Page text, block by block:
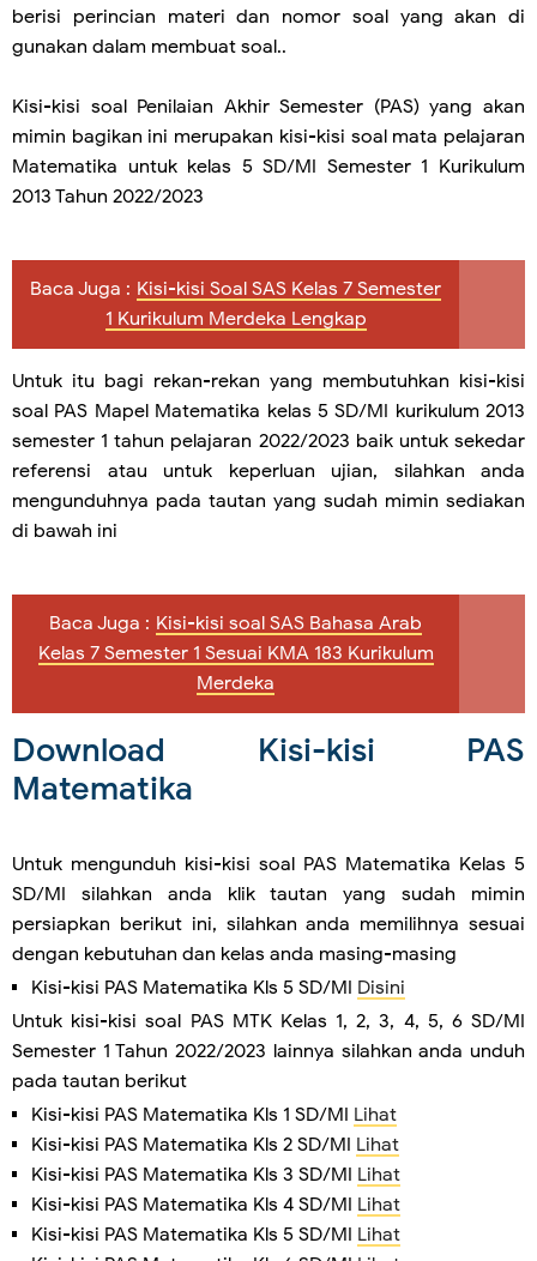
berisi perincian materi dan nomor soal yang akan di
gunakan dalam membuat soal..
Kisi-kisi soal Penilaian Akhir Semester (PAS) yang akan
mimin bagikan ini merupakan kisi-kisi soal mata pelajaran
Matematika untuk kelas 5 SD/MI Semester 1 Kurikulum
2013 Tahun 2022/2023
Baca Juga : Kisi-kisi Soal SAS Kelas 7 Semester
1 Kurikulum Merdeka Lengkap
Untuk itu bagi rekan-rekan yang membutuhkan kisi-kisi
soal PAS Mapel Matematika kelas 5 SD/MI kurikulum 2013
semester 1 tahun pelajaran 2022/2023 baik untuk sekedar
referensi atau untuk keperluan ujian, silahkan anda
mengunduhnya pada tautan yang sudah mimin sediakan
di bawah ini
Baca Juga : Kisi-kisi soal SAS Bahasa Arab
Kelas 7 Semester 1 Sesuai KMA 183 Kurikulum
Merdeka
Download Kisi-kisi PAS
Matematika
Untuk mengunduh kisi-kisi soal PAS Matematika Kelas 5
SD/MI silahkan anda klik tautan yang sudah mimin
persiapkan berikut ini, silahkan anda memilihnya sesuai
dengan kebutuhan dan kelas anda masing-masing
Kisi-kisi PAS Matematika Kls 5 SD/MI Disini
Untuk kisi-kisi soal PAS MTK Kelas 1, 2, 3, 4, 5, 6 SD/MI
Semester 1 Tahun 2022/2023 lainnya silahkan anda unduh
pada tautan berikut
Kisi-kisi PAS Matematika Kls 1 SD/MI Lihat
Kisi-kisi PAS Matematika Kls 2 SD/MI Lihat
Kisi-kisi PAS Matematika Kls 3 SD/MI Lihat
Kisi-kisi PAS Matematika Kls 4 SD/MI Lihat
Kisi-kisi PAS Matematika Kls 5 SD/MI Lihat